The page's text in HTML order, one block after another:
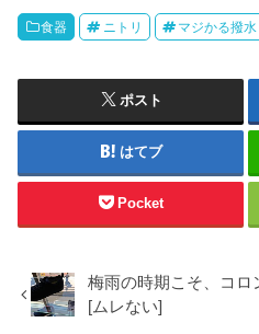
食器 ニトリ マジかる撥水
ポスト
はてブ
Pocket
梅雨の時期こそ、コロ
[ムレない]